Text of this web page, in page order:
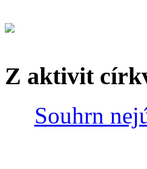
Z aktivit
Souhrn